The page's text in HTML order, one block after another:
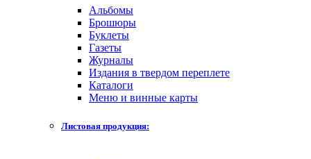
Альбомы
Брошюры
Буклеты
Газеты
Журналы
Издания в твердом переплете
Каталоги
Меню и винные карты
Листовая продукция: